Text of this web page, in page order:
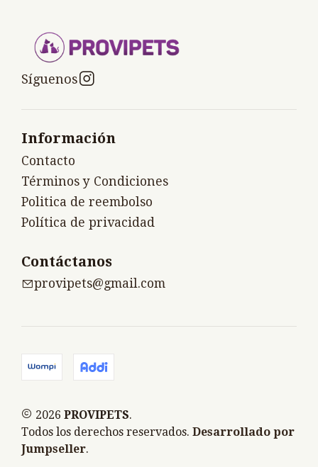
Síguenos
Información
Contacto
Términos y Condiciones
Politica de reembolso
Política de privacidad
Contáctanos
provipets@gmail.com
2026 PROVIPETS.
Todos los derechos reservados. Desarrollado por
Jumpseller.